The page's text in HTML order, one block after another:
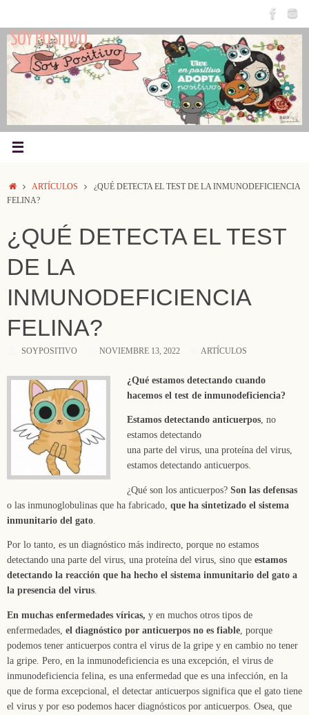
contenido
SOY POSITIVO
INICIOARTÍCULOS
¿QUÉ DETECTA EL TEST DE LA INMUNODEFICIENCIA
FELINA?
¿QUÉ DETECTA EL TEST
DE LA
INMUNODEFICIENCIA
FELINA?
SOYPOSITIVO NOVIEMBRE 13, 2022 ARTÍCULOS
¿Qué estamos detectando cuando
hacemos el test de inmunodeficiencia?
Estamos detectando anticuerpos, no
estamos detectando
una parte del virus, una proteína del virus,
estamos detectando anticuerpos.
¿Qué son los anticuerpos? Son las defensas
o las inmunoglobulinas que ha fabricado, que ha sintetizado el sistema
inmunitario del gato
Por lo tanto, es un diagnóstico más indirecto, porque no estamos
detectando una parte del virus, una proteína del virus, sino que estamos
detectando la reacción que ha hecho el sistema inmunitario del gato a
la presencia del virus.
En muchas enfermedades víricas, y en muchos otros tipos de
enfermedades, el diagnóstico por anticuerpos no es fiable , porque
podemos tener anticuerpos contra el virus de la gripe y en cambio no tener
la gripe. Pero, en la inmunodeficiencia es una excepción, el virus de
inmunodeficiencia felina, es una enfermedad que es una infección, en la
que de forma excepcional, el detectar anticuerpos significa que el gato tiene
el virus y por eso podemos hacer diagnósticos por anticuerpos. Osea, que